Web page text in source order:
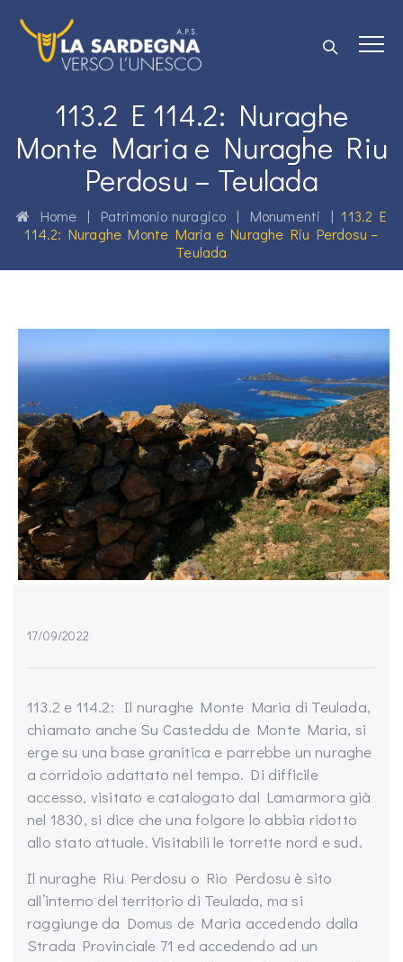
113.2 E 114.2: Nuraghe
Monte Maria e Nuraghe Riu
Perdosu – Teulada
Home | Patrimonio nuragico | Monumenti | 113.2 E
114.2: Nuraghe Monte Maria e Nuraghe Riu Perdosu –
Teulada
17/09/2022
113.2 e 114.2: Il nuraghe Monte Maria di Teulada,
chiamato anche Su Casteddu de Monte Maria, si
erge su una base granitica e parrebbe un nuraghe
a corridoio adattato nel tempo. Di difficile
accesso, visitato e catalogato dal Lamarmora già
nel 1830, si dice che una folgore lo abbia ridotto
allo stato attuale. Visitabili le torrette nord e sud.
Il nuraghe Riu Perdosu o Rio Perdosu è sito
all’interno del territorio di Teulada, ma si
raggiunge da Domus de Maria accedendo dalla
Strada Provinciale 71 ed accedendo ad un